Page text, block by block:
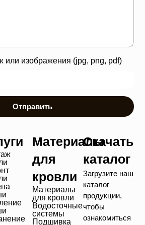
или изображения (jpg, png, pdf)
Отправить
Материалы
для
кровли
Материалы
для кровли
Водосточные
системы
Подшивка
Скачать
каталог
Загрузите наш
каталог
продукции,
чтобы
ознакомиться